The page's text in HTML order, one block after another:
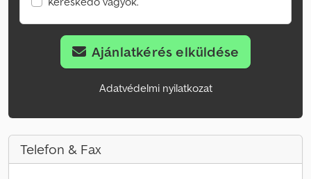
Ajánlatkérés elküldése
Adatvédelmi nyilatkozat
Telefon & Fax